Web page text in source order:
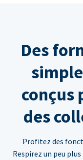
Des
conçus
des
Profitez des
Respirez un peu